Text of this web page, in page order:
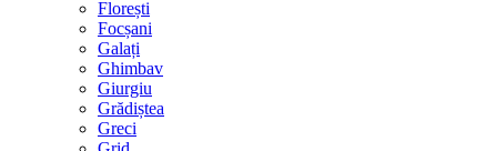
Florești
Focșani
Galați
Ghimbav
Giurgiu
Grădiștea
Greci